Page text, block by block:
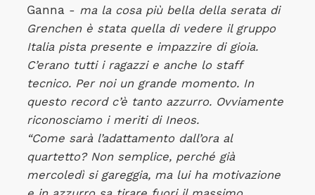
Ganna - ma la cosa più bella della serata di
Grenchen è stata quella di vedere il gruppo
Italia pista presente e impazzire di gioia.
C’erano tutti i ragazzi e anche lo staff
tecnico. Per noi un grande momento. In
questo record c’è tanto azzurro. Ovviamente
riconosciamo i meriti di Ineos.
“Come sarà l’adattamento dall’ora al
quartetto? Non semplice, perché già
mercoledì si gareggia, ma lui ha motivazione